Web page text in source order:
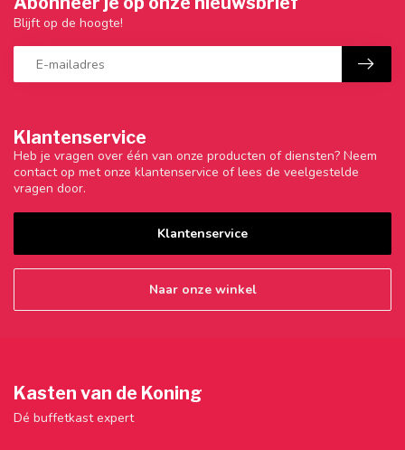
Klantenservice
Heb je vragen over één van onze producten of diensten? Neem
contact op met onze klantenservice of lees de veelgestelde
vragen door.
Klantenservice
Naar onze winkel
Blijft op de hoogte!
Kasten van de Koning
Dé buffetkast expert